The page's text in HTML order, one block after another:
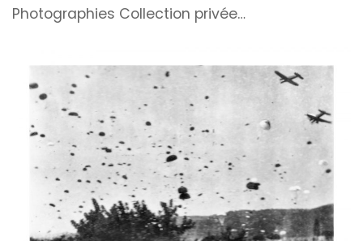
Photographies Collection privée…